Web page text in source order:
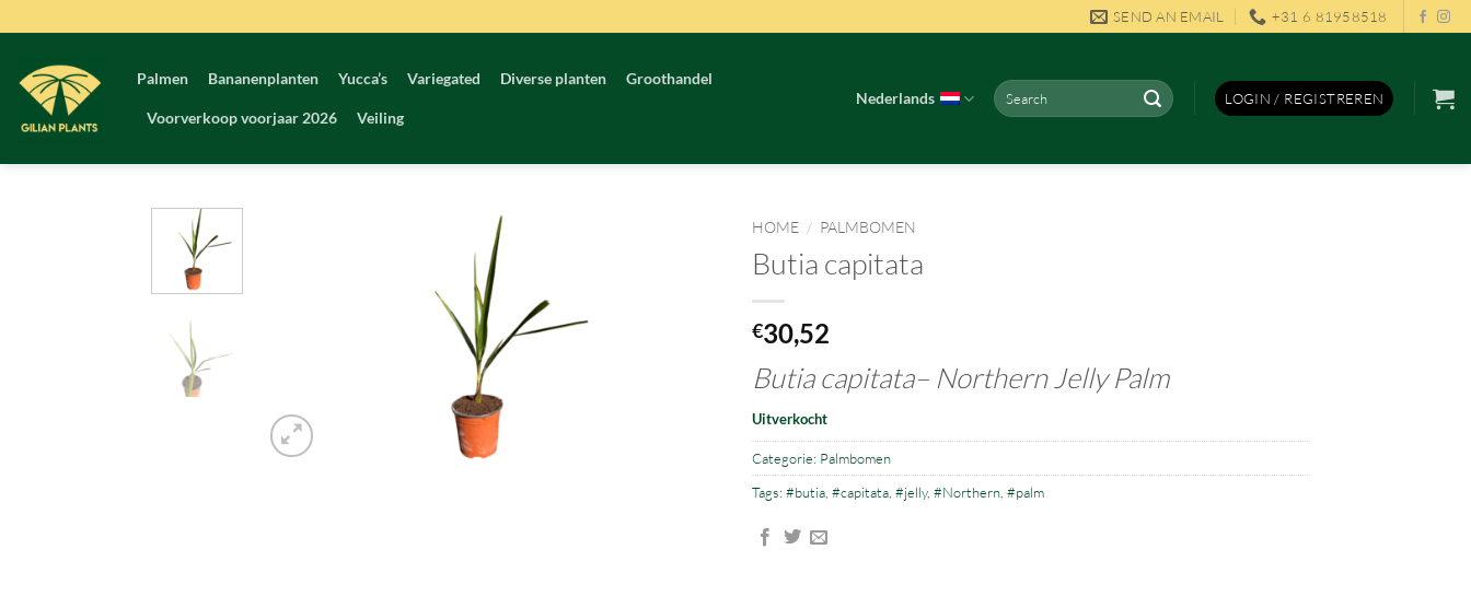
naar
inhoud
SEND AN EMAIL +31 6 81958518
Palmen Bananenplanten Yucca’s Variegated Diverse planten Groothandel
Voorverkoop voorjaar 2026 Veiling
Nederlands
Zoeken
naar:
LOGIN / REGISTREREN
HOME / PALMBOMEN
Butia capitata
€30,52
Butia capitata– Northern Jelly Palm
Uitverkocht
Categorie: Palmbomen
Tags: #butia, #capitata, #jelly, #Northern, #palm